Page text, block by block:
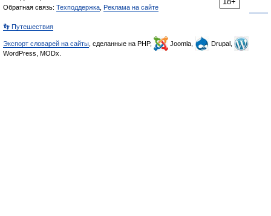
Обратная связь: Техподдержка Реклама на сайте
👣 Путешествия
Экспорт словарей на сайты , сделанные на PHP, Joomla,
Drupal,
WordPress, MODx.